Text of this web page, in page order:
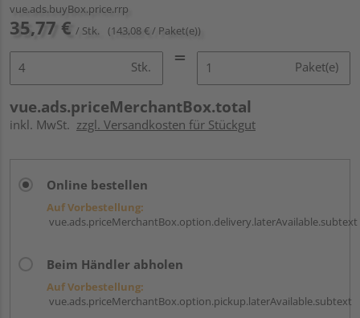
vue.ads.buyBox.price.rrp
35,77 € / Stk. (143,08 € / Paket(e))
Stk. Paket(e)
vue.ads.priceMerchantBox.total
inkl. MwSt. zzgl. Versandkosten für Stückgut
Online bestellen
Auf Vorbestellung:
vue.ads.priceMerchantBox.option.delivery.laterAvailable.subtext
Beim Händler abholen
Auf Vorbestellung:
vue.ads.priceMerchantBox.option.pickup.laterAvailable.subtext